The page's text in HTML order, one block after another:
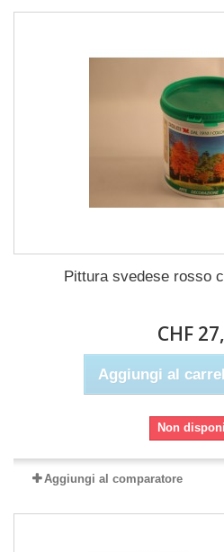
Pittura svedese rosso
CHF
Aggiungi al
Non
Aggiungi al comparatore